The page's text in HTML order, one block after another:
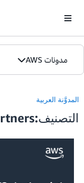
مدونات AWS
الصفحة الرئيسية
الإصدارات
المدوَّنة العربية
التصنيف:Public Sector Partners